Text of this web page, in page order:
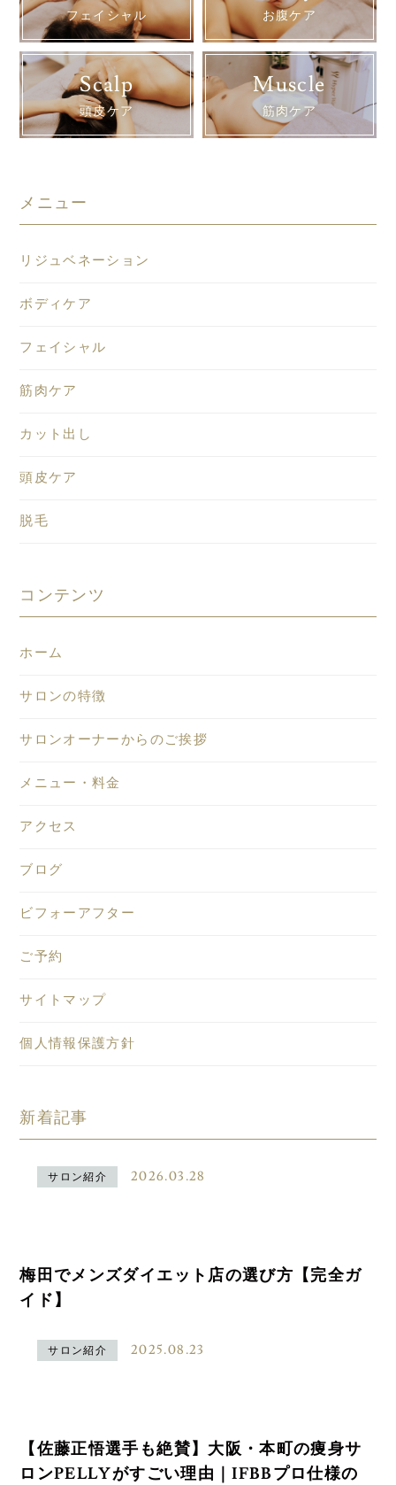
フェイシャル お腹ケア
Scalp
頭皮ケア
Muscle
筋肉ケア
メニュー
リジュベネーション
ボディケア
フェイシャル
筋肉ケア
カット出し
頭皮ケア
脱毛
コンテンツ
ホーム
サロンの特徴
サロンオーナーからのご挨拶
メニュー・料金
アクセス
ブログ
ビフォーアフター
ご予約
サイトマップ
個人情報保護方針
新着記事
サロン紹介 2026.03.28
梅田でメンズダイエット店の選び方【完全ガ
イド】
サロン紹介 2025.08.23
【佐藤正悟選手も絶賛】大阪・本町の痩身サ
ロンPELLYがすごい理由｜IFBBプロ仕様の